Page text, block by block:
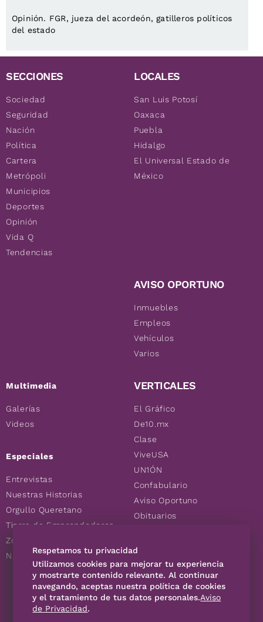
Opinión. FGR, jueza del acordeón, gatilleros políticos
del estado
SECCIONES
Sociedad
Seguridad
Nación
Política
Cartera
Metrópoli
Municipios
Deportes
Opinión
Vida Q
Tendencias
Multimedia
Galerías
Videos
Especiales
Entrevistas
Nuestras Historias
Orgullo Queretano
Tierra de Emprendedores
Zoociales
Nuevos Queretanos
LOCALES
San Luis Potosí
Oaxaca
Puebla
Hidalgo
El Universal Estado de
México
AVISO OPORTUNO
Inmuebles
Empleos
Vehículos
Varios
VERTICALES
El Gráfico
De10.mx
Clase
ViveUSA
UN1ÓN
Confabulario
Aviso Oportuno
Obituarios
Consultas
SÍGUENOS
Respetamos tu privacidad
Utilizamos cookies para mejorar tu experiencia
y mostrarte contenido relevante. Al continuar
navegando, aceptas nuestra política de cookies
y el tratamiento de tus datos personales.Aviso
de Privacidad.